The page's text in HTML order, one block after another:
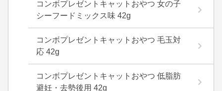
コンボプレゼントキャットおやつ 女の子
シーフードミックス味 42g
コンボプレゼントキャットおやつ 毛玉対
応 42g
コンボプレゼントキャットおやつ 低脂肪
避妊・去勢後用 42g